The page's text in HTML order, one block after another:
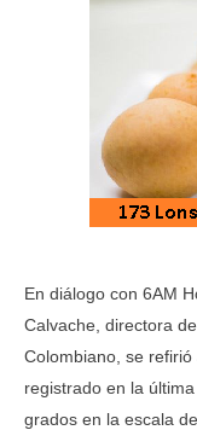
En diálogo con 6AM
Calvache, directora
Colombiano, se
registrado en la
grados en la escala